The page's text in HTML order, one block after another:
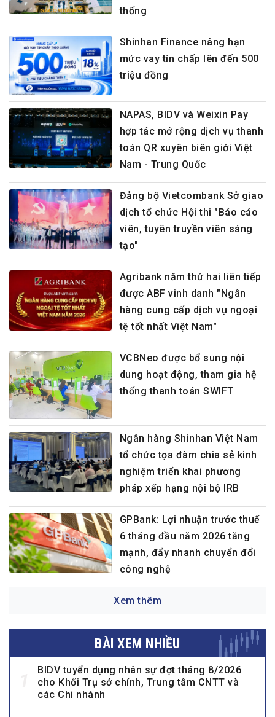
thống
Shinhan Finance nâng hạn
mức vay tín chấp lên đến 500
triệu đồng
NAPAS, BIDV và Weixin Pay
hợp tác mở rộng dịch vụ thanh
toán QR xuyên biên giới Việt
Nam - Trung Quốc
Đảng bộ Vietcombank Sở giao
dịch tổ chức Hội thi "Báo cáo
viên, tuyên truyền viên sáng
tạo"
Agribank năm thứ hai liên tiếp
được ABF vinh danh "Ngân
hàng cung cấp dịch vụ ngoại
tệ tốt nhất Việt Nam"
VCBNeo được bổ sung nội
dung hoạt động, tham gia hệ
thống thanh toán SWIFT
Ngân hàng Shinhan Việt Nam
tổ chức tọa đàm chia sẻ kinh
nghiệm triển khai phương
pháp xếp hạng nội bộ IRB
GPBank: Lợi nhuận trước thuế
6 tháng đầu năm 2026 tăng
mạnh, đẩy nhanh chuyển đổi
công nghệ
Xem thêm
BÀI XEM NHIỀU
BIDV tuyển dụng nhân sự đợt tháng 8/2026
cho Khối Trụ sở chính, Trung tâm CNTT và
các Chi nhánh